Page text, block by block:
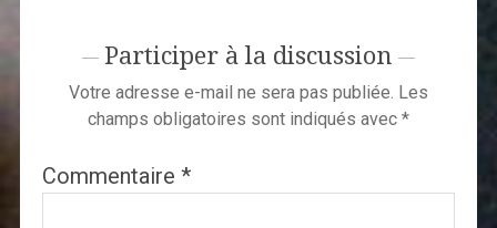
Participer à la discussion
Votre adresse e-mail ne sera pas publiée. Les
champs obligatoires sont indiqués avec *
Commentaire *